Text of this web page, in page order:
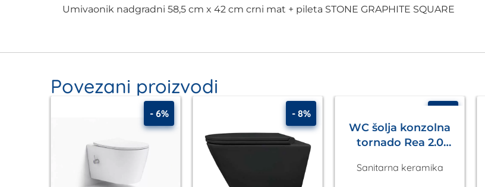
Umivaonik nadgradni 58,5 cm x 42 cm crni mat + pileta STONE GRAPHITE SQUARE
Povezani proizvodi
- 6% - 8%
WC šolja konzolna
tornado Rea 2.0
Sanitarna keramika